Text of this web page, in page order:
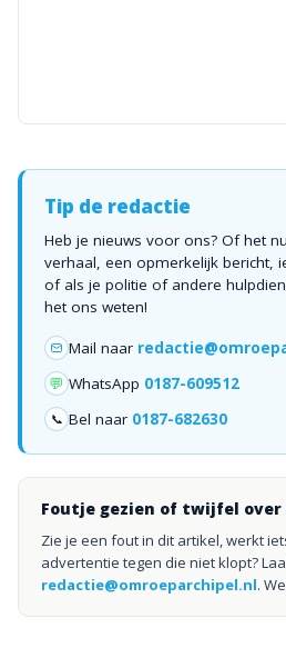
Tip de redactie
Heb je nieuws voor ons? Of het
verhaal, een opmerkelijk bericht,
of als je politie of andere
het ons weten!
Mail naar
💬 WhatsApp 0187-609512
📞 Bel naar 0187-682630
Foutje gezien of twijfel
Zie je een fout in dit artikel, werkt
advertentie tegen die niet klopt?
redactie@omroeparchipel.nl.